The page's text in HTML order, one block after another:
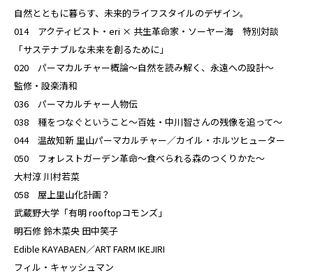
自然とともに暮らす、未来的ライフスタイルのデザイン。
014 アクティビスト・eri × 共生革命家・ソーヤー海 特別対談
「サステナブルな未来を創るために」
020 パーマカルチャー概論〜自然を読み解く、永遠への設計〜
監修・設楽清和
036 パーマカルチャー人物伝
038 種をつなぐということ～百姓・中川智さんの残像を追って～
044 温故知新 里山パーマカルチャー／カイル・ホルツヒューター
050 フォレストガーデン革命〜食べられる森のつくりかた〜
大村淳 川村若菜
058 屋上里山化計画？
武蔵野大学「有明 rooftopコモンズ」
明石修 鈴木菜央 田中笑子
Edible KAYABAEN／ART FARM IKEJIRI
フィル・キャッシュマン